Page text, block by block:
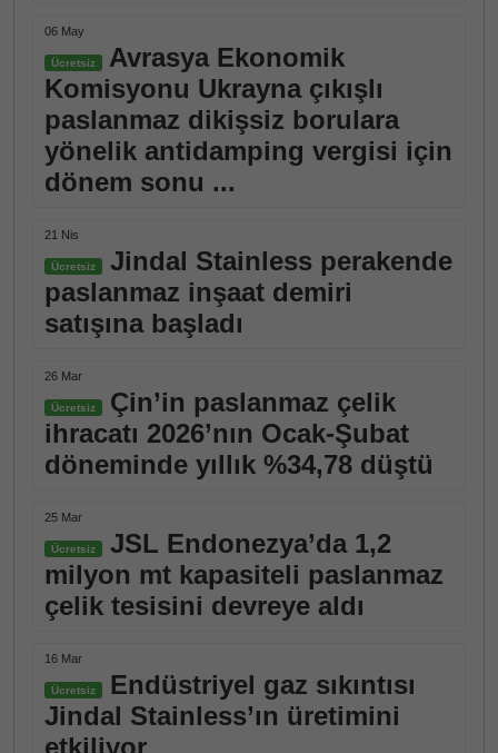
06 May
Ücretsiz
Avrasya Ekonomik
Komisyonu Ukrayna çıkışlı
paslanmaz dikişsiz borulara
yönelik antidamping vergisi için
dönem sonu ...
21 Nis
Ücretsiz
Jindal Stainless perakende
paslanmaz inşaat demiri
satışına başladı
26 Mar
Ücretsiz
Çin’in paslanmaz çelik
ihracatı 2026’nın Ocak-Şubat
döneminde yıllık %34,78 düştü
25 Mar
Ücretsiz
JSL Endonezya’da 1,2
milyon mt kapasiteli paslanmaz
çelik tesisini devreye aldı
16 Mar
Ücretsiz
Endüstriyel gaz sıkıntısı
Jindal Stainless’ın üretimini
etkiliyor